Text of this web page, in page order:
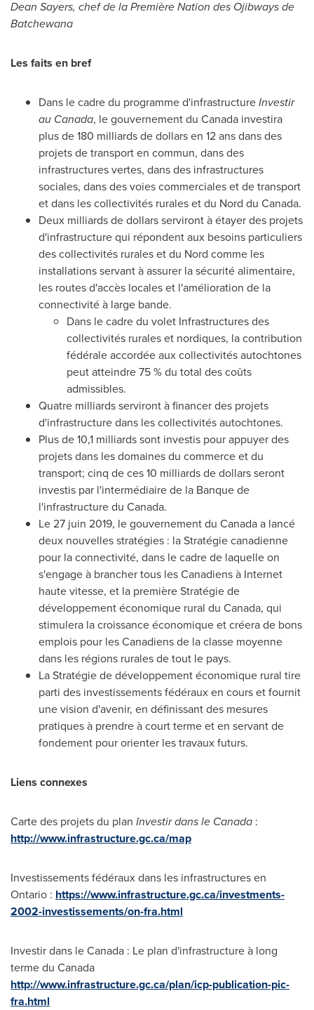
Dean Sayers, chef de la Première Nation des Ojibways de
Batchewana
Les faits en bref
Dans le cadre du programme d'infrastructureInvestir
au Canada, le gouvernement du Canada investira
plus de 180 milliards de dollars en 12 ans dans des
projets de transport en commun, dans des
infrastructures vertes, dans des infrastructures
sociales, dans des voies commerciales et de transport
et dans les collectivités rurales et du Nord du Canada.
Deux milliards de dollars serviront à étayer des projets
d'infrastructure qui répondent aux besoins particuliers
des collectivités rurales et du Nord comme les
installations servant à assurer la sécurité alimentaire,
les routes d'accès locales et l'amélioration de la
connectivité à large bande.
Dans le cadre du volet Infrastructures des
collectivités rurales et nordiques, la contribution
fédérale accordée aux collectivités autochtones
peut atteindre 75 % du total des coûts
admissibles.
Quatre milliards serviront à financer des projets
d'infrastructure dans les collectivités autochtones.
Plus de 10,1 milliards sont investis pour appuyer des
projets dans les domaines du commerce et du
transport; cinq de ces 10 milliards de dollars seront
investis par l'intermédiaire de la Banque de
l'infrastructure du Canada.
Le 27 juin 2019, le gouvernement du Canadaa lancé
deux nouvelles stratégies : la Stratégie canadienne
pour la connectivité, dans le cadre de laquelle on
s'engage à brancher tous les Canadiens à Internet
haute vitesse, et la première Stratégie de
développement économique rural du Canada, qui
stimulera la croissance économique et créera de bons
emplois pour les Canadiens de la classe moyenne
dans les régions rurales de tout le pays.
La Stratégie de développement économique rural tire
parti des investissements fédéraux en cours et fournit
une vision d'avenir, en définissant des mesures
pratiques à prendre à court terme et en servant de
fondement pour orienter les travaux futurs.
Liens connexes
Carte des projets du plan Investir dans le Canada :
http://www.infrastructure.gc.ca/map
Investissements fédéraux dans les infrastructures en
Ontario : https://www.infrastructure.gc.ca/investments-
2002-investissements/on-fra.html
Investir dans leCanada : Le plan d'infrastructure à long
terme du Canada
http://www.infrastructure.gc.ca/plan/icp-publication-pic-
fra.html